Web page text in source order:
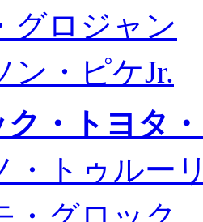
グロジャン
ン・ピケJr.
・トヨタ
・トゥルー